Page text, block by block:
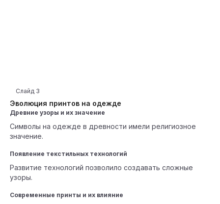
Эволюция принтов на одежде
Слайд 3
Древние узоры и их значение
Символы на одежде в древности имели религиозное
значение.
Появление текстильных технологий
Развитие технологий позволило создавать сложные
узоры.
Современные принты и их влияние